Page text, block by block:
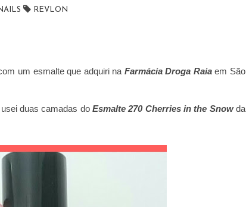
REVLON
um esmalte que adquiri na Farmácia Droga Raiaem São
duas camadas do Esmalte 270 Cherries in the Snowda